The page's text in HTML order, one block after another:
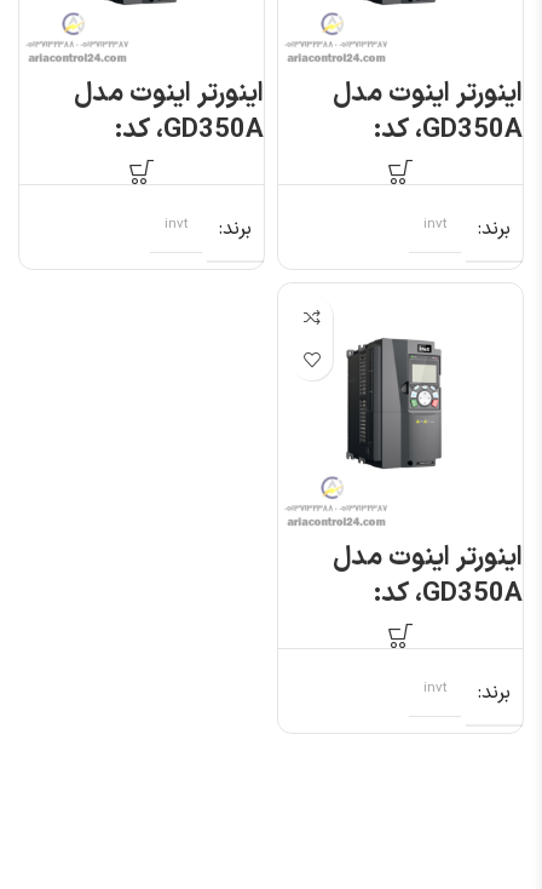
اینورتر اینوت مدل
GD350A، کد:
برند invt
اینورتر اینوت مدل
GD350A، کد:
برند invt
اینورتر اینوت مدل
GD350A، کد:
برند invt